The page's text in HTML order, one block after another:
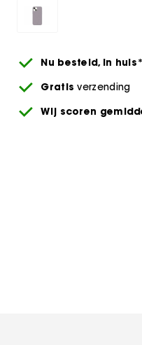
Nu besteld, in huis*
Gratis verzending
Wij scoren